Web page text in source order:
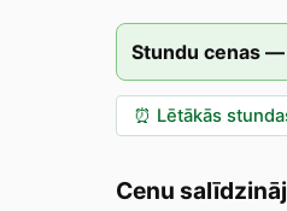
Stundu cenas
⏰ Lētākās
Cenu